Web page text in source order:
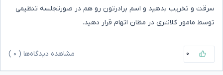
سرقت و تخریب بدهید و اسم برادرتون رو هم در صورتجلسه تنظیمی
توسط مامور کلانتری در مظان اتهام قرار دهید.
۰ مشاهده دیدگاه‌ها ( ۰